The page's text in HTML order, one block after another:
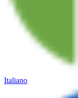
Italiano